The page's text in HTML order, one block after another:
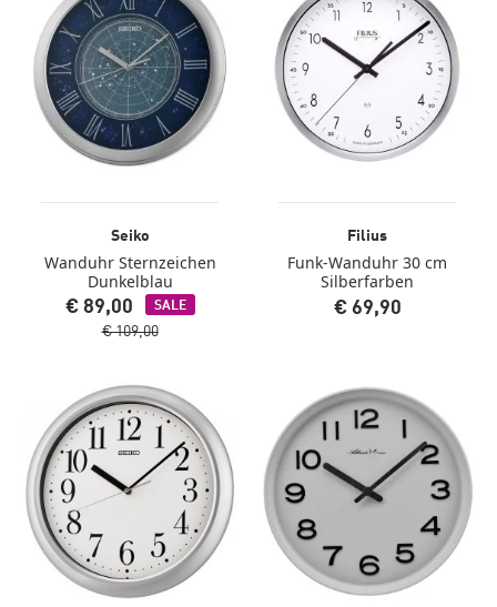
Seiko
Wanduhr Sternzeichen
Dunkelblau
€ 89,00 SALE
€ 109,00
Filius
Funk-Wanduhr 30 cm
Silberfarben
€ 69,90